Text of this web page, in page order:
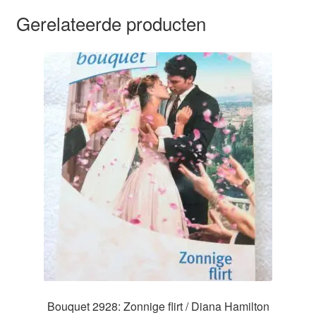
Gerelateerde producten
Bouquet 2928: Zonnige flirt / Diana Hamilton